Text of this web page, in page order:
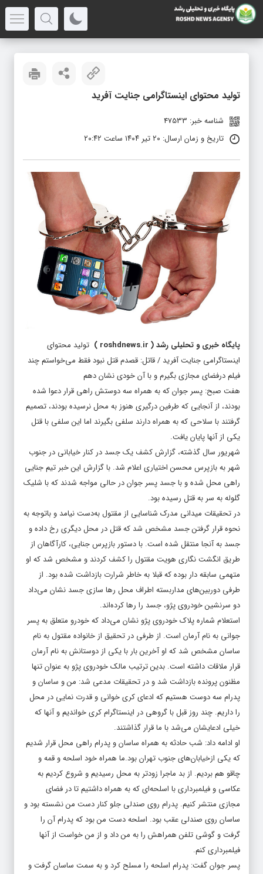
تولید محتوای اینستاگرامی جنایت آفرید
شناسه خبر: 47533
تاریخ و زمان ارسال: ۲۰ تیر ۱۴۰۴ ساعت ۲۰:۴۲
پایگاه خبری و تحلیلی رشد(
roshdnews.ir
) تولید محتوای
اینستاگرامی جنایت آفرید / قاتل: قصدم قتل نبود فقط می‌خواستم چند
فیلم درفضای مجازی بگیرم و با آن خودی نشان دهم
هفت صبح: پسر جوان که به همراه سه دوستش راهی قرار دعوا شده
بودند، از آنجایی که طرفین درگیری هنوز به محل نرسیده بودند، تصمیم
گرفتند با سلاحی که به همراه دارند سلفی بگیرند اما این سلفی با قتل
یکی از آنها پایان یافت.
شهریور سال گذشته، گزارش کشف یک جسد در کنار خیابانی در جنوب
شهر به بازپرس محسن اختیاری اعلام شد. با گزارش این خبر تیم جنایی
راهی محل شده و با جسد پسر جوان در حالی مواجه شدند که با شلیک
گلوله به سر به قتل رسیده بود.
در تحقیقات میدانی مدرک شناسایی از مقتول به‌دست نیامد و باتوجه به
نحوه قرار گرفتن جسد مشخص شد که قتل در محل دیگری رخ داده و
جسد به آنجا منتقل شده است. با دستور بازپرس جنایی، کارآگاهان از
طریق انگشت نگاری هویت مقتول را کشف کردند و مشخص شد که او
متهمی سابقه دار بوده که قبلا به خاطر شرارت بازداشت شده بود. از
طرفی دوربین‌های مداربسته اطراف محل رها سازی جسد نشان می‌داد
دو سرنشین خودروی پژو، جسد را رها کرده‌اند.
استعلام شماره پلاک خودروی پژو نشان می‌داد که خودرو متعلق به پسر
جوانی به نام آرمان است. از طرفی در تحقیق از خانواده مقتول به نام
ساسان مشخص شد که او آخرین بار با یکی از دوستانش به نام آرمان
قرار ملاقات داشته است. بدین ترتیب مالک خودروی پژو به عنوان تنها
مظنون پرونده بازداشت شد و در تحقیقات مدعی شد: من و ساسان و
پدرام سه دوست هستیم که ادعای کری خوانی و قدرت نمایی در محل
را داریم. چند روز قبل با گروهی در اینستاگرام کری خواندیم و آنها که
خیلی ادعایشان می‌شد با ما قرار گذاشتند.
او ادامه داد: شب حادثه به همراه ساسان و پدرام راهی محل قرار شدیم
که یکی ازخیابان‌های جنوب تهران بود.ما همراه خود اسلحه و قمه و
چاقو هم بردیم. از بد ماجرا زودتر به محل رسیدیم و شروع کردیم به
عکاسی و فیلمبرداری با اسلحه‌ای که به همراه داشتیم تا در فضای
مجازی منتشر کنیم. پدرام روی صندلی جلو کنار دست من نشسته بود و
ساسان روی صندلی عقب بود. اسلحه دست من بود که پدرام آن را
گرفت و گوشی تلفن همراهش را به من داد و از من خواست از آنها
فیلمبرداری کنم.
پسر جوان گفت: پدرام اسلحه را مسلح کرد و به سمت ساسان گرفت و